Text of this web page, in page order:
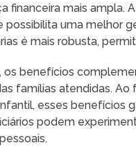
financeira mais ampla.
possibilita uma melhor
é mais robusta,
os benefícios
famílias atendidas.
esses benefícios
podem